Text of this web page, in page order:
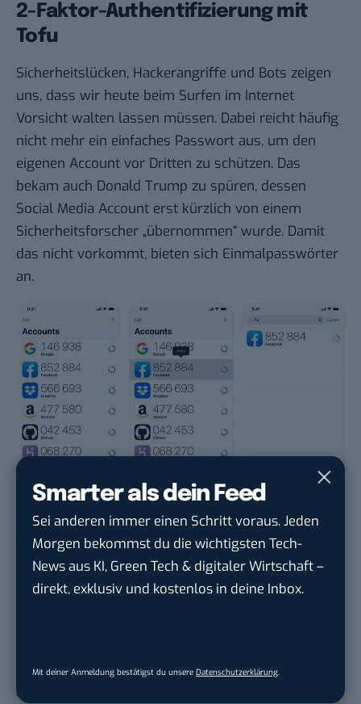
Smarter als dein Feed
Sei anderen immer einen Schritt voraus. Jeden
Morgen bekommst du die wichtigsten Tech-
News aus KI, Green Tech & digitaler Wirtschaft –
direkt, exklusiv und kostenlos in deine Inbox.
Mit deiner Anmeldung bestätigst du unsere Datenschutzerklärung
2-Faktor-Authentifizierung mit
Tofu
Sicherheitslücken, Hackerangriffe und Bots zeigen
uns, dass wir heute beim Surfen im Internet
Vorsicht walten lassen müssen. Dabei reicht häufig
nicht mehr ein einfaches Passwort aus, um den
eigenen Account vor Dritten zu schützen. Das
bekam auch Donald Trump zu spüren, dessen
Social Media Account erst kürzlich von einem
Sicherheitsforscher „übernommen“ wurde. Damit
das nicht vorkommt, bieten sich Einmalpasswörter
an.
Tofu versorgt euch mit Einmalpasswörtern
[appbox appstore id1082229305]
Viele große Unternehmen bieten bereits die 2-
Faktor-Authentifizierung per Authentificator-App an.
ändernder Code, der in der App generiert wird,
abgefragt. Tofu hilft euch diese Codes sicher zu